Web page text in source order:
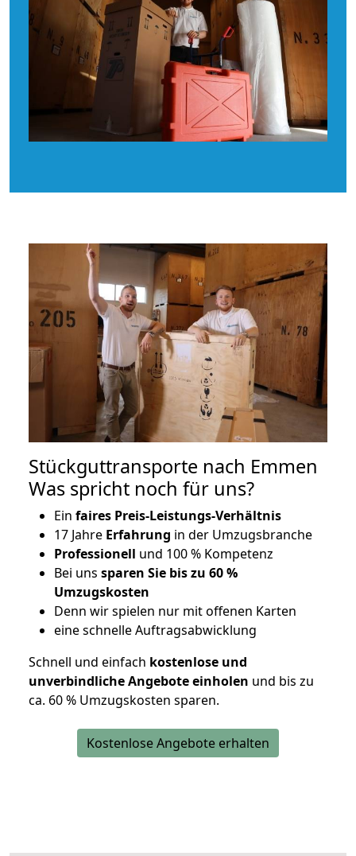
Stückguttransporte nach Emmen
Was spricht noch für uns?
Ein faires Preis-Leistungs-Verhältnis
17 Jahre Erfahrung in der Umzugsbranche
Professionell und 100 % Kompetenz
Bei uns sparen Sie bis zu 60 %
Umzugskosten
Denn wir spielen nur mit offenen Karten
eine schnelle Auftragsabwicklung
Schnell und einfach kostenlose und
unverbindliche Angebote einholen und bis zu
ca. 60 % Umzugskosten sparen.
Kostenlose Angebote erhalten